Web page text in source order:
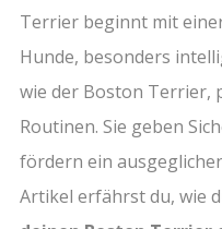
Terrier beginnt mit
Hunde, besonders
wie der Boston Terrier,
Routinen. Sie geben
fördern ein
Artikel erfährst du, wie